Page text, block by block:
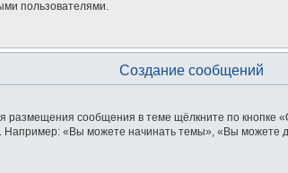
пользователями.
Создание сообщений
сообщения в теме щёлкните по кнопке
«Вы можете начинать темы», «Вы можете